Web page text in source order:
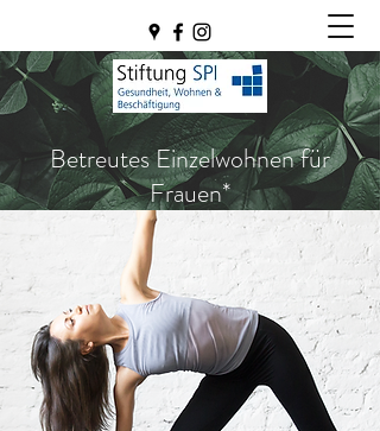
Betreutes Einzelwohnen für
Frauen*